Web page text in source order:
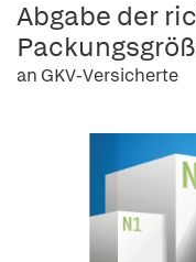
Abgabe der
an GKV-Versicherte